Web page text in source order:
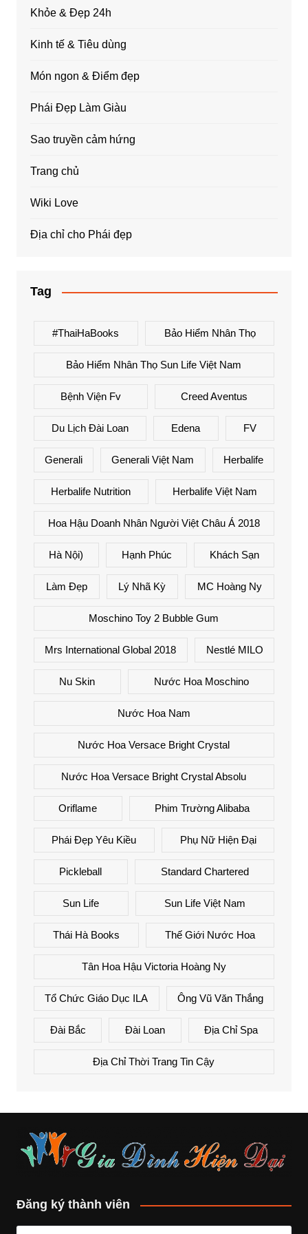
Khỏe & Đẹp 24h
Kinh tế & Tiêu dùng
Món ngon & Điểm đẹp
Phái Đẹp Làm Giàu
Sao truyền cảm hứng
Trang chủ
Wiki Love
Địa chỉ cho Phái đẹp
Tag
#ThaiHaBooks Bảo Hiểm Nhân Thọ
Bảo Hiểm Nhân Thọ Sun Life Việt Nam
Bệnh Viện Fv Creed Aventus
Du Lịch Đài Loan Edena FV
Generali Generali Việt Nam Herbalife
Herbalife Nutrition Herbalife Việt Nam
Hoa Hậu Doanh Nhân Người Việt Châu Á 2018
Hà Nội) Hạnh Phúc Khách Sạn
Làm Đẹp Lý Nhã Kỳ MC Hoàng Ny
Moschino Toy 2 Bubble Gum
Mrs International Global 2018 Nestlé MILO
Nu Skin Nước Hoa Moschino
Nước Hoa Nam
Nước Hoa Versace Bright Crystal
Nước Hoa Versace Bright Crystal Absolu
Oriflame Phim Trường Alibaba
Phái Đẹp Yêu Kiều Phụ Nữ Hiện Đại
Pickleball Standard Chartered
Sun Life Sun Life Việt Nam
Thái Hà Books Thế Giới Nước Hoa
Tân Hoa Hậu Victoria Hoàng Ny
Tổ Chức Giáo Dục ILA Ông Vũ Văn Thắng
Đài Bắc Đài Loan Địa Chỉ Spa
Địa Chỉ Thời Trang Tin Cậy
Đăng ký thành viên